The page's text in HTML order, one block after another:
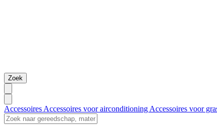
Zoek
Accessoires Accessoires voor airconditioning Accessoires voor